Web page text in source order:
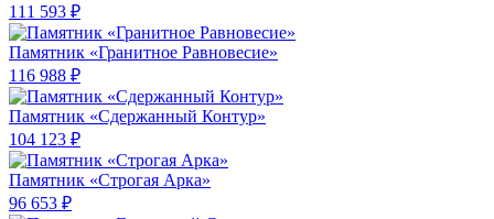
111 593 ₽
Памятник «Гранитное Равновесие»
116 988 ₽
Памятник «Сдержанный Контур»
104 123 ₽
Памятник «Строгая Арка»
96 653 ₽